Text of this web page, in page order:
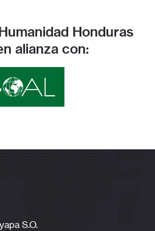
Honduras
alianza con:
S.O.